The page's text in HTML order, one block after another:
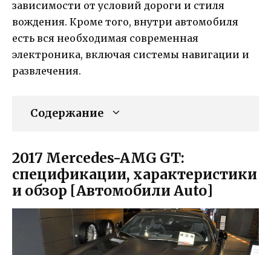
зависимости от условий дороги и стиля
вождения. Кроме того, внутри автомобиля
есть вся необходимая современная
электроника, включая системы навигации и
развлечения.
Содержание
2017 Mercedes-AMG GT:
спецификации, характеристики
и обзор [Автомобили Auto]